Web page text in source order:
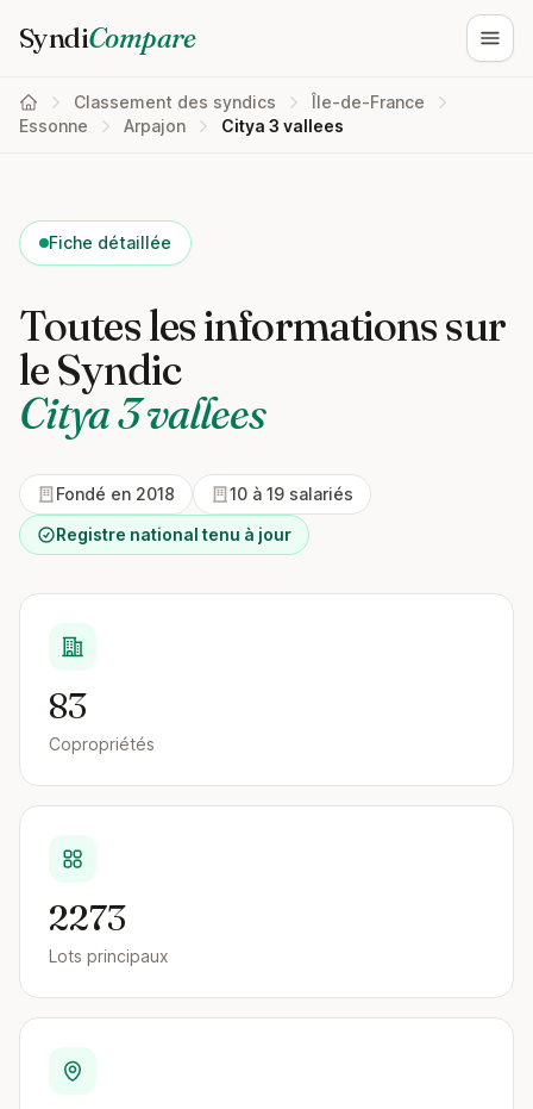
SyndiCompare
Classement des syndics
Île-de-France
Essonne
Arpajon Citya 3 vallees
Fiche détaillée
Toutes les informations sur
le Syndic
Citya 3 vallees
Fondé en 2018
10 à 19 salariés
Registre national tenu à jour
83
Copropriétés
2273
Lots principaux